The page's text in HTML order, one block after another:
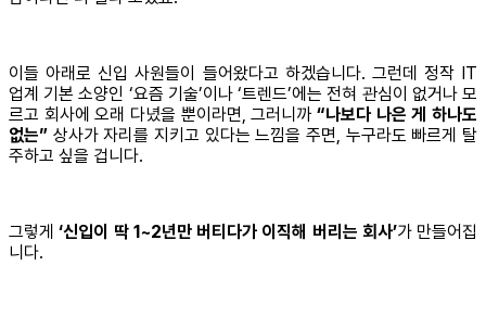
이들 아래로 신입 사원들이 들어왔다고 하겠습니다. 그런데 정작 IT
업계 기본 소양인 ‘요즘 기술’이나 ‘트렌드’에는 전혀 관심이 없거나 모
르고 회사에 오래 다녔을 뿐이라면, 그러니까 “나보다 나은 게 하나도
없는” 상사가 자리를 지키고 있다는 느낌을 주면, 누구라도 빠르게 탈
주하고 싶을 겁니다.
그렇게‘신입이 딱 1~2년만 버티다가 이직해 버리는 회사’가 만들어집
니다.